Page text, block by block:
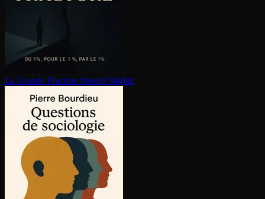
La Grande Fracture Joseph Stiglitz